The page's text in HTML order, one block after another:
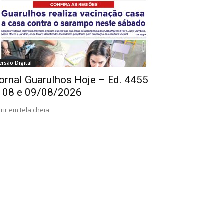
Digital
Guarulhos Hoje – Ed. 4455
08 e 09/08/2026
em tela cheia